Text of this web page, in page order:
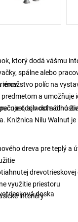
ktorý dodá vášmu
spálne alebo
políc na
a
aj v
odolnosť a dlhú
Knižnica Nilu Walnut
dreva pre teplý a
drevotrieskovej
využitie priestoru
interiérydoska